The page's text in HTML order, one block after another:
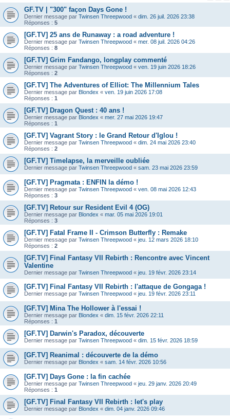
GF.TV | "300" façon Days Gone !
Dernier message par Twinsen Threepwood « dim. 26 juil. 2026 23:38
Réponses : 5
[GF.TV] 25 ans de Runaway : a road adventure !
Dernier message par Twinsen Threepwood « mer. 08 juil. 2026 04:26
Réponses : 8
[GF.TV] Grim Fandango, longplay commenté
Dernier message par Twinsen Threepwood « ven. 19 juin 2026 18:26
Réponses : 2
[GF.TV] The Adventures of Elliot: The Millennium Tales
Dernier message par Blondex « ven. 19 juin 2026 17:08
Réponses : 1
[GF.TV] Dragon Quest : 40 ans !
Dernier message par Blondex « mer. 27 mai 2026 19:47
Réponses : 1
[GF.TV] Vagrant Story : le Grand Retour d'Iglou !
Dernier message par Twinsen Threepwood « dim. 24 mai 2026 23:40
Réponses : 2
[GF.TV] Timelapse, la merveille oubliée
Dernier message par Twinsen Threepwood « sam. 23 mai 2026 23:59
[GF.TV] Pragmata : ENFIN la démo !
Dernier message par Twinsen Threepwood « ven. 08 mai 2026 12:43
Réponses : 3
[GF.TV] Retour sur Resident Evil 4 (OG)
Dernier message par Blondex « mar. 05 mai 2026 19:01
Réponses : 3
[GF.TV] Fatal Frame II - Crimson Butterfly : Remake
Dernier message par Twinsen Threepwood « jeu. 12 mars 2026 18:10
Réponses : 2
[GF.TV] Final Fantasy VII Rebirth : Rencontre avec Vincent
Valentine
Dernier message par Twinsen Threepwood « jeu. 19 févr. 2026 23:14
[GF.TV] Final Fantasy VII Rebirth : l'attaque de Gongaga !
Dernier message par Twinsen Threepwood « jeu. 19 févr. 2026 23:11
[GF.TV] Mina The Hollower à l'essai !
Dernier message par Blondex « dim. 15 févr. 2026 22:11
Réponses : 1
[GF.TV] Darwin's Paradox, découverte
Dernier message par Twinsen Threepwood « dim. 15 févr. 2026 18:59
[GF.TV] Reanimal : découverte de la démo
Dernier message par Blondex « sam. 14 févr. 2026 10:56
[GF.TV] Days Gone : la fin cachée
Dernier message par Twinsen Threepwood « jeu. 29 janv. 2026 20:49
Réponses : 1
[GF.TV] Final Fantasy VII Rebirth : let's play
Dernier message par Blondex « dim. 04 janv. 2026 09:46